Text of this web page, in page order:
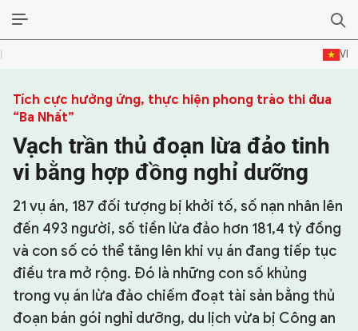
VI
SỰ KIỆN & BÌNH LUẬN
HẬU TRƯỜNG
KINH TẾ - VĂN HÓA - THỂ THAO
HỒ SƠ MẬT
PHÓNG SỰ
HỒ SƠ INTERPOL
VỤ ÁN NỔI TIẾNG
Tích cực hưởng ứng, thực hiện phong trào thi đua
“Ba Nhất”
Vạch trần thủ đoạn lừa đảo tinh
vi bằng hợp đồng nghỉ dưỡng
21 vụ án, 187 đối tượng bị khởi tố, số nạn nhân lên
đến 493 người, số tiền lừa đảo hơn 181,4 tỷ đồng
và con số có thể tăng lên khi vụ án đang tiếp tục
điều tra mở rộng. Đó là những con số khủng
trong vụ án lừa đảo chiếm đoạt tài sản bằng thủ
đoạn bán gói nghỉ dưỡng, du lịch vừa bị Công an